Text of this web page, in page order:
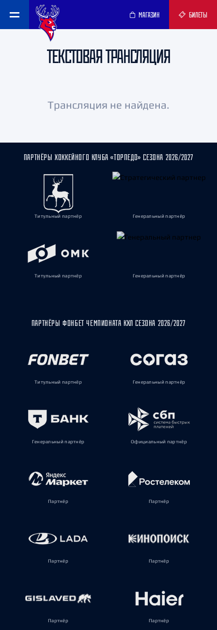
МАГАЗИН БИЛЕТЫ
ТЕКСТОВАЯ ТРАНСЛЯЦИЯ
Трансляция не найдена.
ПАРТНЁРЫ ХОККЕЙНОГО КЛУБА «ТОРПЕДО» СЕЗОНА 2026/2027
Титульный партнёр Генеральный партнёр
Титульный партнёр Генеральный партнёр
ПАРТНЁРЫ ФОНБЕТ ЧЕМПИОНАТА КХЛ СЕЗОНА 2026/2027
Титульный партнёр Генеральный партнёр
Генеральный партнёр Официальный партнёр
Партнёр Партнёр
Партнёр Партнёр
Партнёр Партнёр